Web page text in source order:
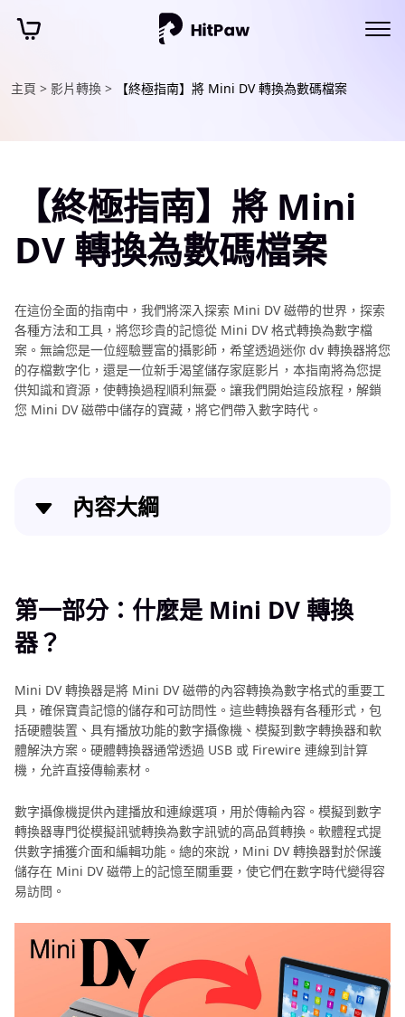
主頁 > 影片轉換 > 【終極指南】將 Mini DV 轉換為數碼檔案
【終極指南】將 Mini
DV 轉換為數碼檔案
在這份全面的指南中，我們將深入探索 Mini DV 磁帶的世界，探索
各種方法和工具，將您珍貴的記憶從 Mini DV 格式轉換為數字檔
案。無論您是一位經驗豐富的攝影師，希望透過迷你 dv 轉換器將您
的存檔數字化，還是一位新手渴望儲存家庭影片，本指南將為您提
供知識和資源，使轉換過程順利無憂。讓我們開始這段旅程，解鎖
您 Mini DV 磁帶中儲存的寶藏，將它們帶入數字時代。
內容大綱
第二部分：5款必備的 Mini DV 磁帶轉換器
第三部分： 最佳替代方案：使用 HitPaw Univd
結論
第一部分：什麼是 Mini DV 轉換
器？
Mini DV 轉換器是將 Mini DV 磁帶的內容轉換為數字格式的重要工
具，確保寶貴記憶的儲存和可訪問性。這些轉換器有各種形式，包
括硬體裝置、具有播放功能的數字攝像機、模擬到數字轉換器和軟
體解決方案。硬體轉換器通常透過 USB 或 Firewire 連線到計算
機，允許直接傳輸素材。
數字攝像機提供內建播放和連線選項，用於傳輸內容。模擬到數字
轉換器專門從模擬訊號轉換為數字訊號的高品質轉換。軟體程式提
供數字捕獲介面和編輯功能。總的來說，Mini DV 轉換器對於保護
儲存在 Mini DV 磁帶上的記憶至關重要，使它們在數字時代變得容
易訪問。